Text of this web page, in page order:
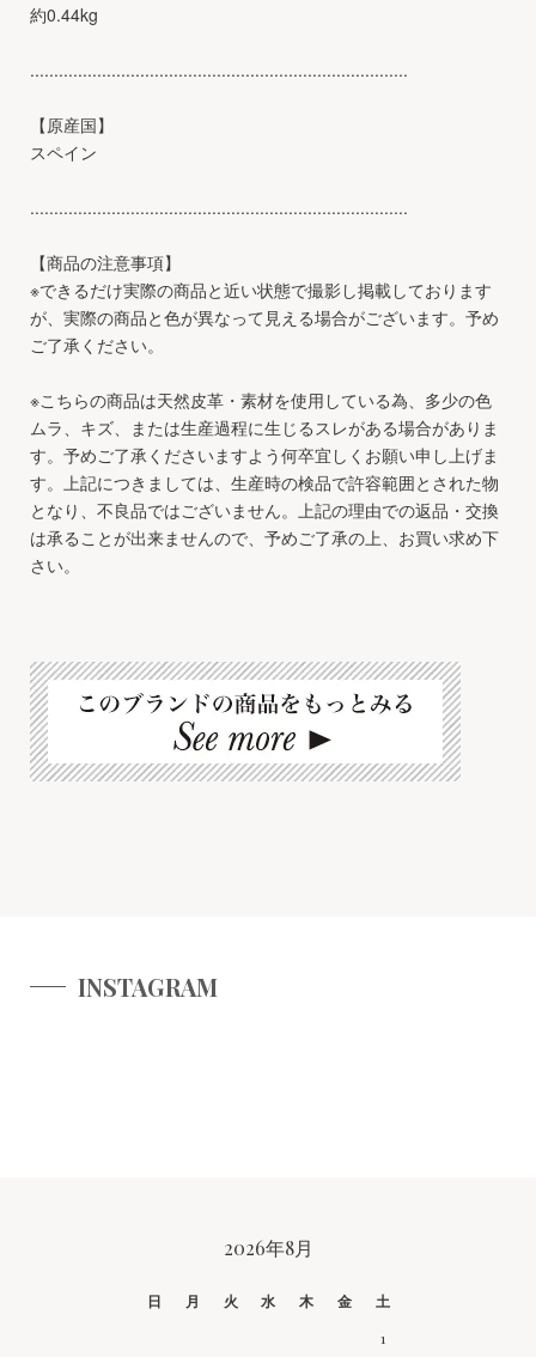
約0.44kg
...............................................................................
【原産国】
スペイン
...............................................................................
【商品の注意事項】
※できるだけ実際の商品と近い状態で撮影し掲載しております
が、実際の商品と色が異なって見える場合がございます。予め
ご了承ください。
※こちらの商品は天然皮革・素材を使用している為、多少の色
ムラ、キズ、または生産過程に生じるスレがある場合がありま
す。予めご了承くださいますよう何卒宜しくお願い申し上げま
す。上記につきましては、生産時の検品で許容範囲とされた物
となり、不良品ではございません。上記の理由での返品・交換
は承ることが出来ませんので、予めご了承の上、お買い求め下
さい。
INSTAGRAM
2026年8月
日 月 火 水 木 金
土
1